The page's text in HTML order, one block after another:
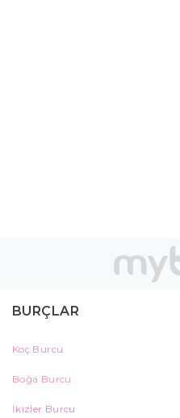
BURÇLAR
Koç Burcu
Boğa Burcu
İkizler Burcu